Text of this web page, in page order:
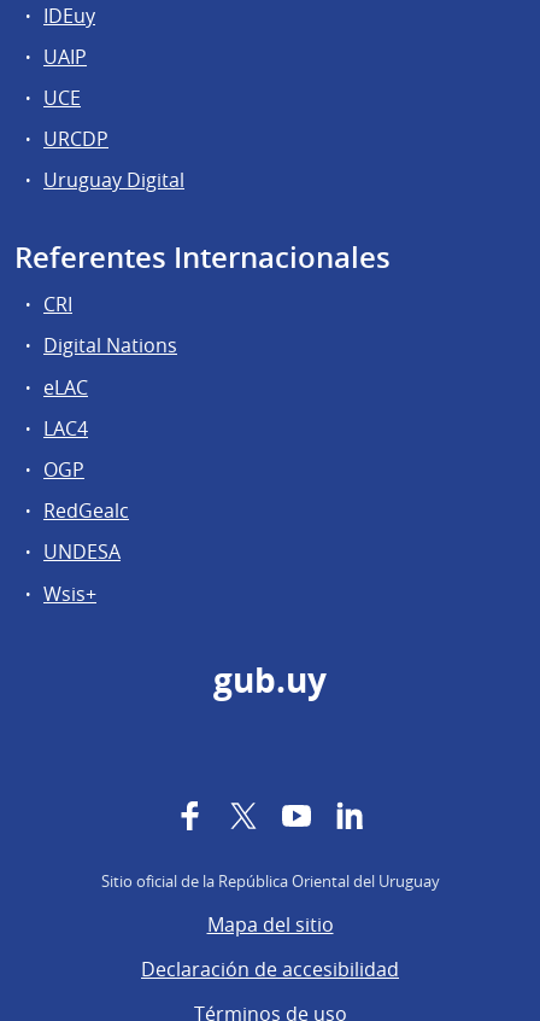
IDEuy
UAIP
UCE
URCDP
Uruguay Digital
Referentes Internacionales
CRI
Digital Nations
eLAC
LAC4
OGP
RedGealc
UNDESA
Wsis+
gub.uy
FacebookTwitterYouTube
Sitio oficial de la República Oriental del Uruguay
Mapa del sitio
Declaración de accesibilidad
Términos de uso